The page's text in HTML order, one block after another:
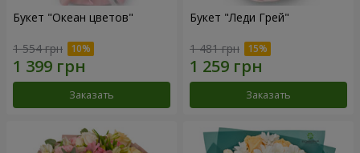
Букет "Океан цветов"
1 554 грн
Заказать
Букет "Леди Грей"
1 481 грн
Заказать